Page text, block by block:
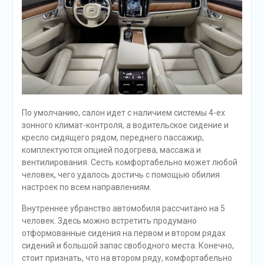
По умолчанию, салон идет с наличием системы 4-ех
зонного климат-контроля, а водительское сидение и
кресло сидящего рядом, переднего пассажир,
комплектуются опцией подогрева, массажа и
вентилирования. Сесть комфортабельно может любой
человек, чего удалось достичь с помощью обилия
настроек по всем направлениям.
Внутреннее убранство автомобиля рассчитано на 5
человек. Здесь можно встретить продумано
отформованные сидения на первом и втором рядах
сидений и большой запас свободного места. Конечно,
стоит признать, что на втором ряду, комфортабельно